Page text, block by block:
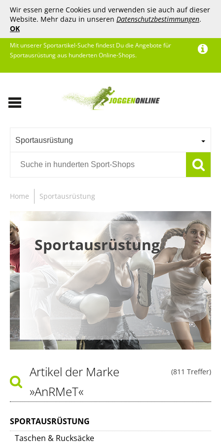
Wir essen gerne Cookies und verwenden sie auch auf dieser
Website. Mehr dazu in unseren Datenschutzbestimmungen.
OK
Mit unserer Sportartikel-Suche findest Du die Angebote für
Sportausrüstung aus hunderten Online-Shops.
Sportausrüstung
Home Sportausrüstung
Sportausrüstung
(811 Treffer)
Artikel der Marke
»AnRMeT«
SPORTAUSRÜSTUNG
Taschen & Rucksäcke